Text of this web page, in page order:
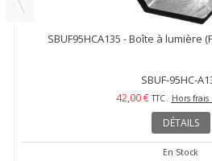
SBUF95HCA135 - Boîte à lumière
SBUF-95HC-
42,00 € TTC Hors
DÉTAILS
En Stock